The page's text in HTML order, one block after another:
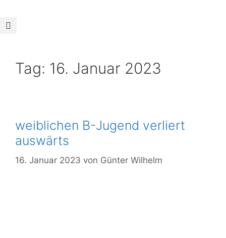
Tag: 16. Januar 2023
weiblichen B-Jugend verliert
auswärts
16. Januar 2023 von Günter Wilhelm